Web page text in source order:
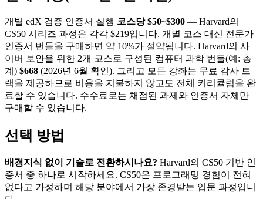
개별 edX 검증 인증서 실행 코스당 $50~$300 — Harvard의
CS50 시리즈 과정은 각각 $219입니다. 개별 코스 대신 전문가
인증서 번들을 구매하면 약 10%가 절약됩니다. Harvard의 사
이버 보안을 위한 2개 코스로 구성된 컴퓨터 과학 번들(예: 총
계) $668 (2026년 6월 확인). 그리고 모든 강좌는 무료 감사 트
랙을 제공하므로 비용을 지불하지 않고도 전체 커리큘럼을 완
료할 수 있습니다. 수수료로는 채점된 과제와 인증서 자체만
구매할 수 있습니다.
선택 방법
배경지식 없이 기술로 전환하시나요? Harvard의 CS50 기반 인
증서 중 하나로 시작하세요. CS50은 프로그래밍 경험이 전혀
없다고 가정하며 해당 분야에서 가장 존경받는 입문 과정입니